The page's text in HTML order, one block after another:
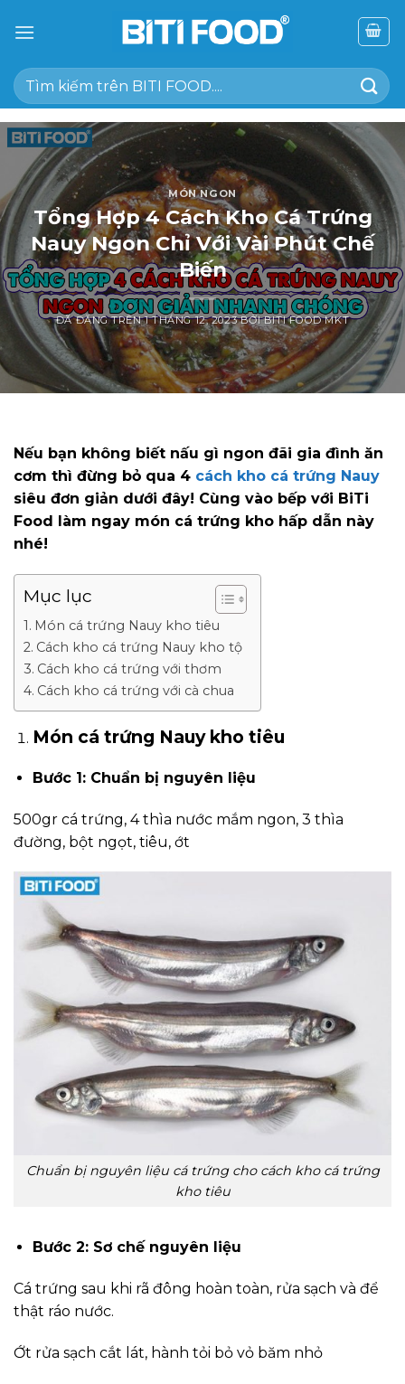
đến
dung
Tìm
kiếm:
MÓN NGON
Tổng Hợp 4 Cách Kho Cá Trứng
Nauy Ngon Chỉ Với Vài Phút Chế
Biến
ĐÃ ĐĂNG TRÊN1 THÁNG 12, 2023 BỞIBITI FOOD MKT
Nếu bạn không biết nấu gì ngon đãi gia đình ăn
cơm thì đừng bỏ qua 4 cách kho cá trứng Nauy
siêu đơn giản dưới đây! Cùng vào bếp với BiTi
Food làm ngay món cá trứng kho hấp dẫn này
nhé!
Mục lục
Món cá trứng Nauy kho tiêu
Cách kho cá trứng Nauy kho tộ
Cách kho cá trứng với thơm
Cách kho cá trứng với cà chua
Món cá trứng Nauy kho tiêu
Bước 1: Chuẩn bị nguyên liệu
500gr cá trứng, 4 thìa nước mắm ngon, 3 thìa
đường, bột ngọt, tiêu, ớt
Chuẩn bị nguyên liệu cá trứng cho cách kho cá trứng
kho tiêu
Bước 2: Sơ chế nguyên liệu
Cá trứng sau khi rã đông hoàn toàn, rửa sạch và để
thật ráo nước.
Ớt rửa sạch cắt lát, hành tỏi bỏ vỏ băm nhỏ